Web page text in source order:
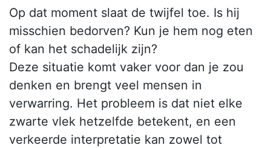
Op dat moment slaat de twijfel toe. Is hij
misschien bedorven? Kun je hem nog eten
of kan het schadelijk zijn?
Deze situatie komt vaker voor dan je zou
denken en brengt veel mensen in
verwarring. Het probleem is dat niet elke
zwarte vlek hetzelfde betekent, en een
verkeerde interpretatie kan zowel tot